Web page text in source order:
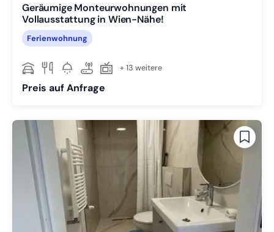
Geräumige Monteurwohnungen mit
Vollausstattung in Wien-Nähe!
Ferienwohnung
+ 13 weitere
Preis auf Anfrage